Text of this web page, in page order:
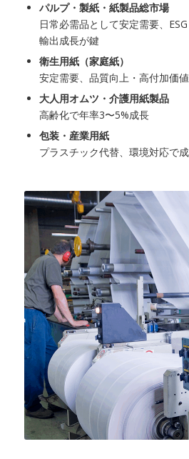
パルプ・製紙・紙製品総市場
日常必需品として安定需要、
輸出成長が鍵
衛生用紙（家庭紙）
安定需要、品質向上・高付加価
大人用オムツ・介護用紙製品
高齢化で年率3〜5%成長
包装・産業用紙
プラスチック代替、環境対応で